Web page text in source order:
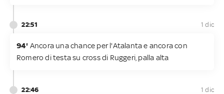
22:51 1 dic
94' Ancora una chance per l'Atalanta e ancora con
Romero di testa su cross di Ruggeri, palla alta
22:46 1 dic